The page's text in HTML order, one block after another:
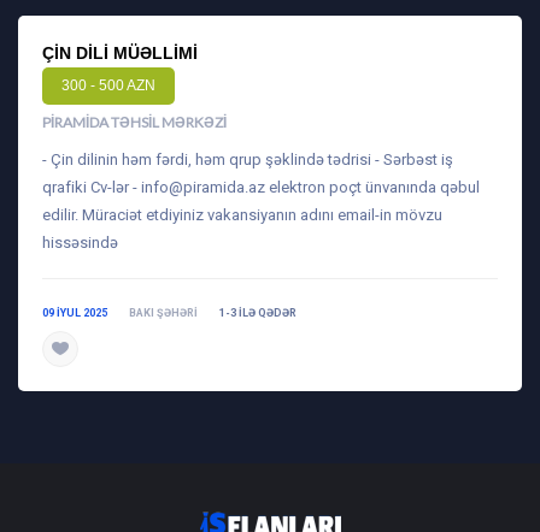
ÇIN DILI MÜƏLLIMI
300 - 500 AZN
PIRAMIDA TƏHSIL MƏRKƏZI
- Çin dilinin həm fərdi, həm qrup şəklində tədrisi - Sərbəst iş
qrafiki Cv-lər - info@piramida.az elektron poçt ünvanında qəbul
edilir. Müraciət etdiyiniz vakansiyanın adını email-in mövzu
hissəsində
09 IYUL 2025 BAKI ŞƏHƏRI 1-3 ILƏ QƏDƏR